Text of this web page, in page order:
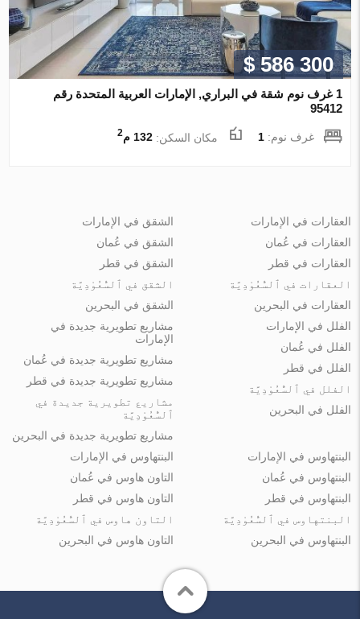
$ 586 300
1 غرف نوم شقة في البراري, الإمارات العربية المتحدة رقم
95412
غرف نوم:1 مكان السكن:132 م 2
العقارات في الإمارات
العقارات في عُمان
العقارات في قطر
العقارات في ٱلسُّعُوْدِيَّة
العقارات في البحرين
الشقق في الإمارات
الشقق في عُمان
الشقق في قطر
الشقق في ٱلسُّعُوْدِيَّة
الشقق في البحرين
الفلل في الإمارات
الفلل في عُمان
الفلل في قطر
الفلل في ٱلسُّعُوْدِيَّة
الفلل في البحرين
مشاريع تطويرية جديدة في
الإمارات
مشاريع تطويرية جديدة في عُمان
مشاريع تطويرية جديدة في قطر
مشاريع تطويرية جديدة في
ٱلسُّعُوْدِيَّة
مشاريع تطويرية جديدة في البحرين
البنتهاوس في الإمارات
البنتهاوس في عُمان
البنتهاوس في قطر
البنتهاوس في ٱلسُّعُوْدِيَّة
البنتهاوس في البحرين
البنتهاوس في الإمارات
التاون هاوس في عُمان
التاون هاوس في قطر
التاون هاوس في ٱلسُّعُوْدِيَّة
التاون هاوس في البحرين